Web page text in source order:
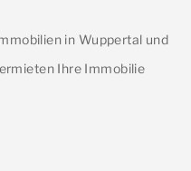
in Wuppertal und
Ihre Immobilie